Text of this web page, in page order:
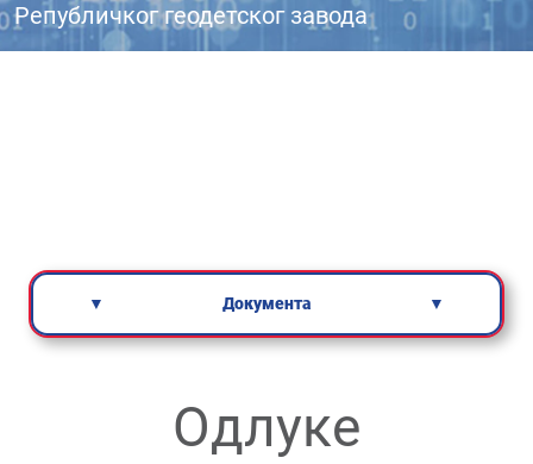
Републичког геодетског завода
▼ Документа ▼
Одлуке